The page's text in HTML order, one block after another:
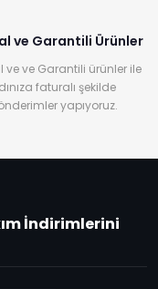
ve Garantili Ürünler
ve ve Garantili ürünler ile
faturalı şekilde
yapıyoruz.
İndirimlerini